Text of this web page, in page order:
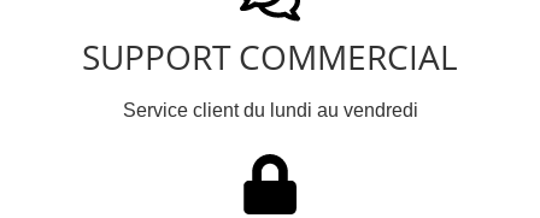
SUPPORT COMMERCIAL
Service client du lundi au vendredi